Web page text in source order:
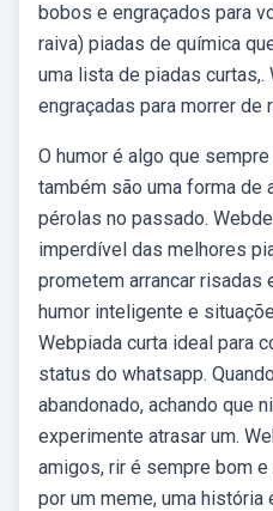
bobos e engraçados para
raiva) piadas de química
uma lista de piadas
engraçadas para morrer de
O humor é algo que
também são uma forma de
pérolas no passado.
imperdível das melhores
prometem arrancar risadas
humor inteligente e
Webpiada curta ideal para
status do whatsapp.
abandonado, achando que
experimente atrasar um.
amigos, rir é sempre bom
por um meme, uma história